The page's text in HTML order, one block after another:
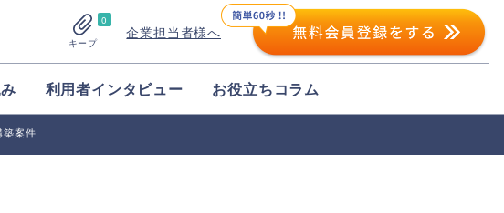
0
キープ
企業担当者様へ
利用者インタビュー お役立ちコラム
築案件